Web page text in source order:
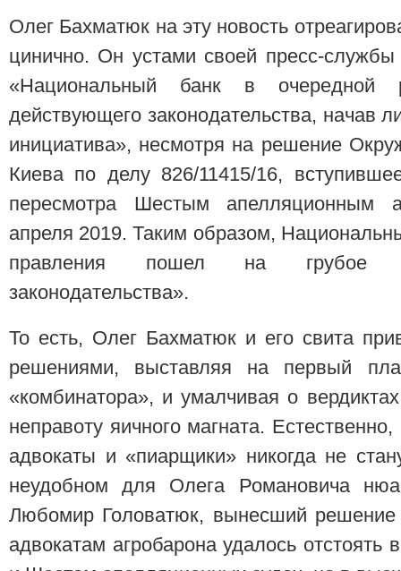
Олег Бахматюк на эту новость
цинично. Он устами своей пресс-
«Национальный банк в
действующего законодательства, начав
инициатива», несмотря на решение
Киева по делу 826/11415/16,
пересмотра Шестым апелляционным
апреля 2019. Таким образом,
правления пошел на грубое
законодательства».
То есть, Олег Бахматюк и его свита
решениями, выставляя на первый
«комбинатора», и умалчивая о
неправоту яичного магната.
адвокаты и «пиарщики» никогда не
неудобном для Олега Романовича
Любомир Головатюк, вынесший решение
адвокатам агробарона удалось